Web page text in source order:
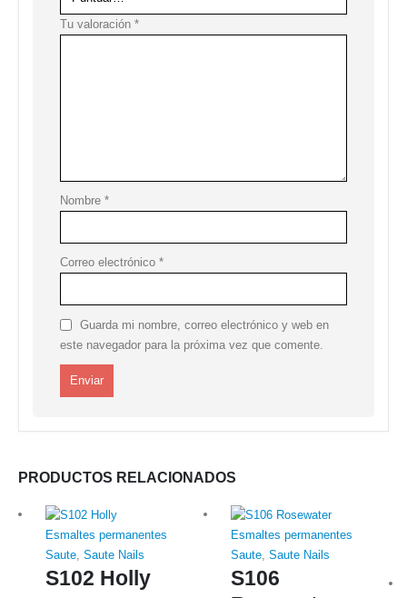
Tu valoración *
Nombre *
Correo electrónico *
Guarda mi nombre, correo electrónico y web en
este navegador para la próxima vez que comente.
PRODUCTOS RELACIONADOS
Esmaltes permanentes
Saute, Saute Nails
S102 Holly
Esmaltes permanentes
Saute, Saute Nails
S106